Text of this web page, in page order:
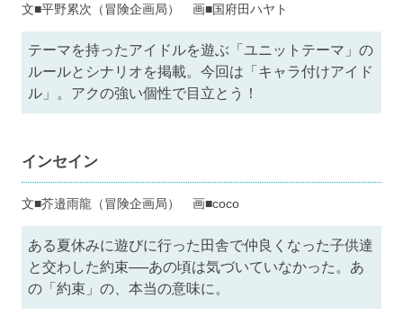
文■平野累次（冒険企画局） 画■国府田ハヤト
テーマを持ったアイドルを遊ぶ「ユニットテーマ」の
ルールとシナリオを掲載。今回は「キャラ付けアイド
ル」。アクの強い個性で目立とう！
インセイン
文■芥邉雨龍（冒険企画局） 画■coco
ある夏休みに遊びに行った田舎で仲良くなった子供達
と交わした約束──あの頃は気づいていなかった。あ
の「約束」の、本当の意味に。